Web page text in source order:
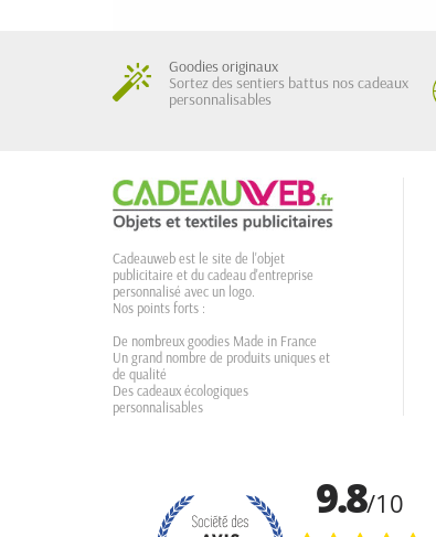
Goodies originaux
Sortez des sentiers battus nos cadeaux
personnalisables
Cadeauweb est le site de l'objet
publicitaire et du cadeau d'entreprise
personnalisé avec un logo.
Nos points forts :
De nombreux goodies Made in France
Un grand nombre de produits uniques et
de qualité
Des cadeaux écologiques
personnalisables